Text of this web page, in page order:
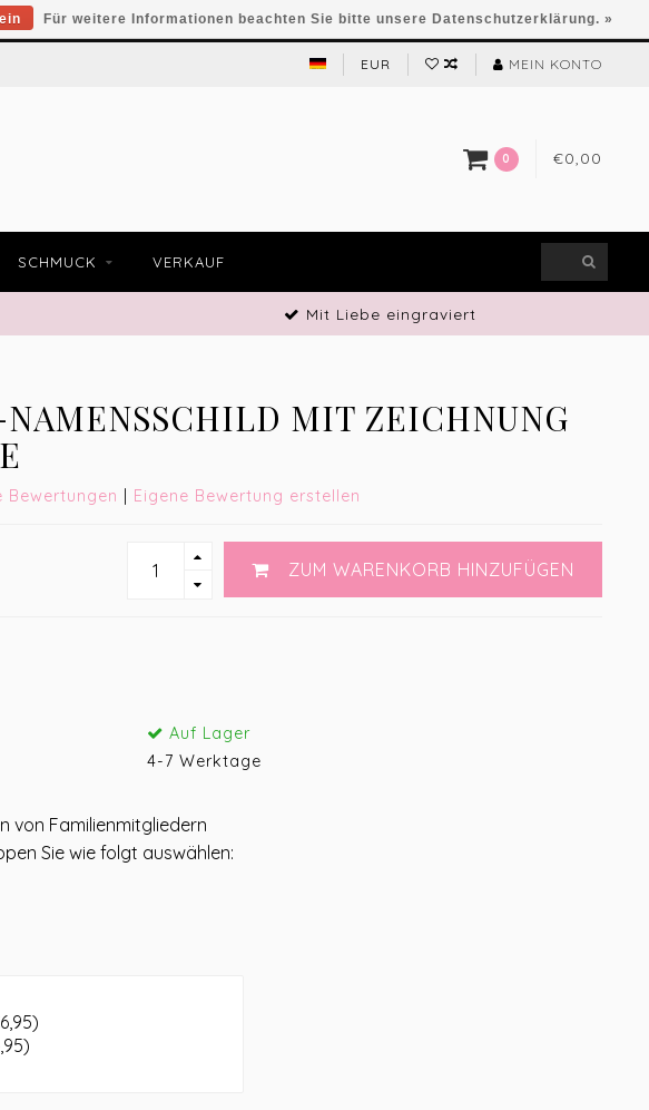
EUR MEIN KONTO
0 €0,00
SCHMUCK VERKAUF
Mit Liebe eingraviert
MIT ZEICHNUNG
Bewertungen | Eigene Bewertung erstellen
ZUM WARENKORB HINZUFÜGEN
Auf Lager
4-7 Werktage
von Familienmitgliedern
Sie wie folgt auswählen:
Für weitere Informationen beachten Sie bitte unsere Datenschutzerklärung. »